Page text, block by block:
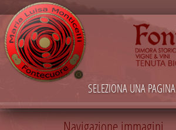
SELEZIONA UNA PAGINA
Navigazione immagini